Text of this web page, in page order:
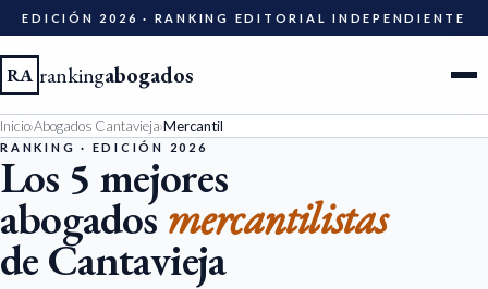
EDICIÓN 2026 · RANKING EDITORIAL INDEPENDIENTE
RA rankingabogados
Ciudades
Especialidades
Diccionario
Inicio›Abogados Cantavieja›Mercantil
RANKING · EDICIÓN 2026
Los 5 mejores
abogados mercantilistas
de Cantavieja